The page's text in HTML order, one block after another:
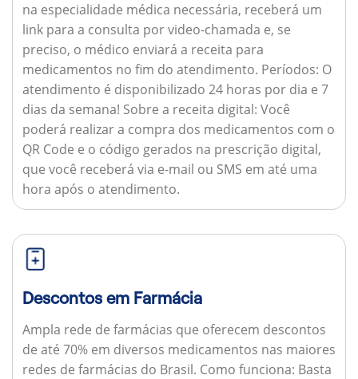
na especialidade médica necessária, receberá um
link para a consulta por video-chamada e, se
preciso, o médico enviará a receita para
medicamentos no fim do atendimento. Períodos: O
atendimento é disponibilizado 24 horas por dia e 7
dias da semana! Sobre a receita digital: Você
poderá realizar a compra dos medicamentos com o
QR Code e o código gerados na prescrição digital,
que você receberá via e-mail ou SMS em até uma
hora após o atendimento.
Descontos em Farmácia
Ampla rede de farmácias que oferecem descontos
de até 70% em diversos medicamentos nas maiores
redes de farmácias do Brasil. Como funciona: Basta